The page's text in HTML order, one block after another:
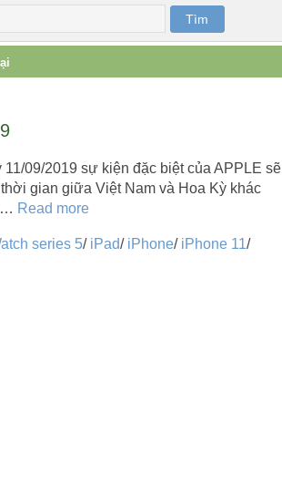
09/2019 sự kiện đặc biệt của APPLE sẽ
gian giữa Việt Nam và Hoa Kỳ khác
… Read more
series 5/ iPad/ iPhone/ iPhone 11/